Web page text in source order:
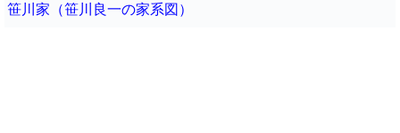
笹川家（笹川良一の家系図）